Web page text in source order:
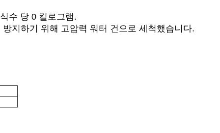
수 당 0 킬로그램.
지하기 위해 고압력 워터 건으로 세척했습니다.